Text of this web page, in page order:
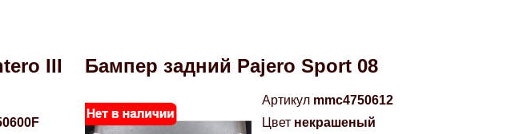
III
Бампер задний Pajero Sport 08
Артикул mmc4750612
Цвет некрашеный